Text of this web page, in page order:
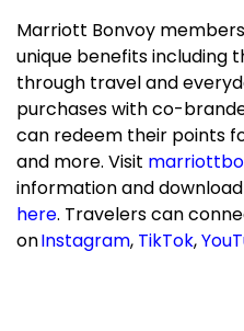
Marriott Bonvoy
unique benefits including
through travel and
purchases with co-
can redeem their points
and more. Visit
information and
here. Travelers can
onInstagram, TikTok,